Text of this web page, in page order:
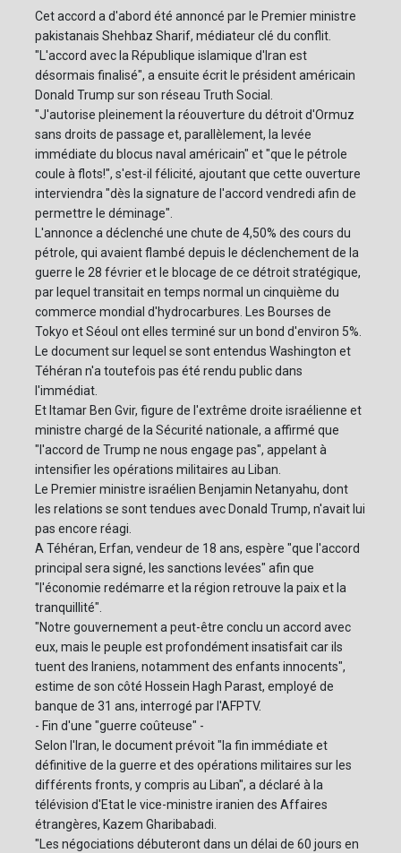
Cet accord a d'abord été annoncé par le Premier ministre
pakistanais Shehbaz Sharif, médiateur clé du conflit.
"L'accord avec la République islamique d'Iran est
désormais finalisé", a ensuite écrit le président américain
Donald Trump sur son réseau Truth Social.
"J'autorise pleinement la réouverture du détroit d'Ormuz
sans droits de passage et, parallèlement, la levée
immédiate du blocus naval américain" et "que le pétrole
coule à flots!", s'est-il félicité, ajoutant que cette ouverture
interviendra "dès la signature de l'accord vendredi afin de
permettre le déminage".
L'annonce a déclenché une chute de 4,50% des cours du
pétrole, qui avaient flambé depuis le déclenchement de la
guerre le 28 février et le blocage de ce détroit stratégique,
par lequel transitait en temps normal un cinquième du
commerce mondial d'hydrocarbures. Les Bourses de
Tokyo et Séoul ont elles terminé sur un bond d'environ 5%.
Le document sur lequel se sont entendus Washington et
Téhéran n'a toutefois pas été rendu public dans
l'immédiat.
Et Itamar Ben Gvir, figure de l'extrême droite israélienne et
ministre chargé de la Sécurité nationale, a affirmé que
"l'accord de Trump ne nous engage pas", appelant à
intensifier les opérations militaires au Liban.
Le Premier ministre israélien Benjamin Netanyahu, dont
les relations se sont tendues avec Donald Trump, n'avait lui
pas encore réagi.
A Téhéran, Erfan, vendeur de 18 ans, espère "que l'accord
principal sera signé, les sanctions levées" afin que
"l'économie redémarre et la région retrouve la paix et la
tranquillité".
"Notre gouvernement a peut-être conclu un accord avec
eux, mais le peuple est profondément insatisfait car ils
tuent des Iraniens, notamment des enfants innocents",
estime de son côté Hossein Hagh Parast, employé de
banque de 31 ans, interrogé par l'AFPTV.
- Fin d'une "guerre coûteuse" -
Selon l'Iran, le document prévoit "la fin immédiate et
définitive de la guerre et des opérations militaires sur les
différents fronts, y compris au Liban", a déclaré à la
télévision d'Etat le vice-ministre iranien des Affaires
étrangères, Kazem Gharibabadi.
"Les négociations débuteront dans un délai de 60 jours en